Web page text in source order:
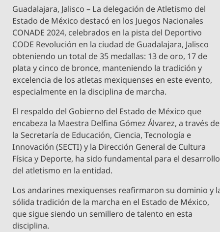
Guadalajara, Jalisco – La delegación de Atletismo del
Estado de México destacó en los Juegos Nacionales
CONADE 2024, celebrados en la pista del Deportivo
CODE Revolución en la ciudad de Guadalajara, Jalisco
obteniendo un total de 35 medallas: 13 de oro, 17 de
plata y cinco de bronce, manteniendo la tradición y
excelencia de los atletas mexiquenses en este evento,
especialmente en la disciplina de marcha.
El respaldo del Gobierno del Estado de México que
encabeza la Maestra Delfina Gómez Álvarez, a través de
la Secretaría de Educación, Ciencia, Tecnología e
Innovación (SECTI) y la Dirección General de Cultura
Física y Deporte, ha sido fundamental para el desarrollo
del atletismo en la entidad.
Los andarines mexiquenses reafirmaron su dominio y
sólida tradición de la marcha en el Estado de México,
que sigue siendo un semillero de talento en esta
disciplina.